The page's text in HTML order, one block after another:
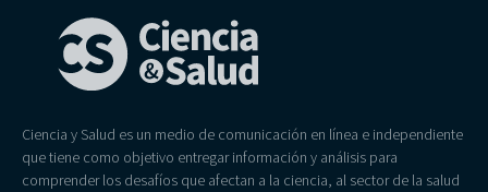
Ciencia y Salud es un medio de comunicación en línea e independiente
que tiene como objetivo entregar información y análisis para
comprender los desafíos que afectan a la ciencia, al sector de la salud